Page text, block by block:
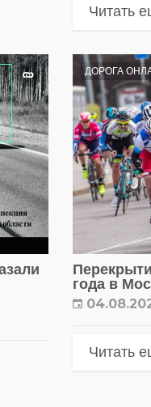
Читать
ДОРОГА
года в
Читать